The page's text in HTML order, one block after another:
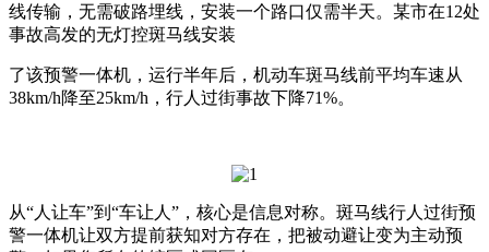
线传输，无需破路埋线，安装一个路口仅需半天。某市在12处
事故高发的无灯控斑马线安装
了该预警一体机，运行半年后，机动车斑马线前平均车速从
38km/h降至25km/h，行人过街事故下降71%。
从“人让车”到“车让人”，核心是信息对称。斑马线行人过街预
警一体机让双方提前获知对方存在，把被动避让变为主动预